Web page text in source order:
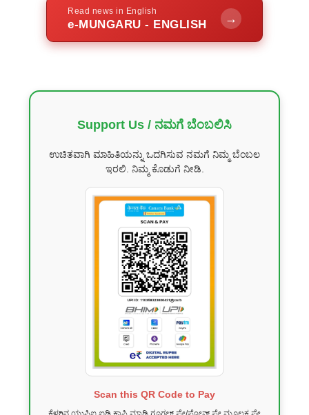
Read news in English
e-MUNGARU - ENGLISH →
Support Us / ನಮಗೆ ಬೆಂಬಲಿಸಿ
ಉಚಿತವಾಗಿ ಮಾಹಿತಿಯನ್ನು ಒದಗಿಸುವ ನಮಗೆ ನಿಮ್ಮ ಬೆಂಬಲ
ಇರಲಿ. ನಿಮ್ಮ ಕೊಡುಗೆ ನೀಡಿ.
Scan this QR Code to Pay